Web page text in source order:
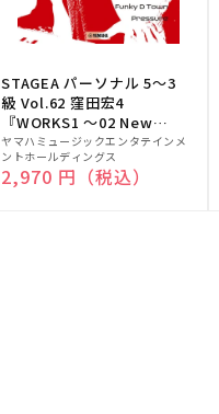
STAGEA パーソナル 5～3
級 Vol.62 窪田宏4
『WORKS1 ～02 New
edition～』
販
売
元:
ヤマハミュージックエンタテインメ
ントホールディングス
通常価格
2,970 円（税込）